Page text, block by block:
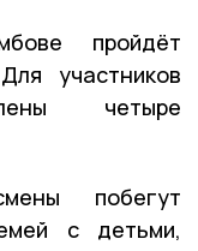
пройдёт
участников
четыре
побегут
с детьми,